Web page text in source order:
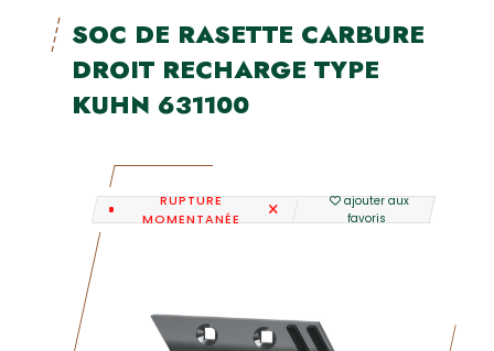
SOC DE RASETTE CARBURE
DROIT RECHARGE TYPE
KUHN 631100
RUPTURE
MOMENTANÉE
ajouter aux
favoris